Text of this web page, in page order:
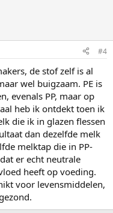
#4
de stof zelf is al
wel buigzaam. PE is
evenals PP, maar op
heb ik ontdekt toen ik
die ik in glazen flessen
dan dezelfde melk
melktap die in PP-
er echt neutrale
heeft op voeding.
voor levensmiddelen,